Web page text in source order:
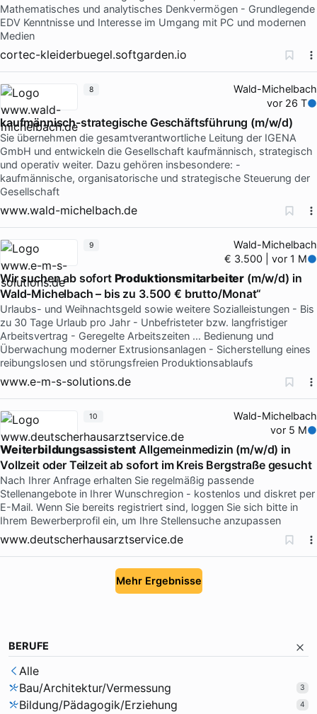
Mathematisches und analytisches Denkvermögen - Grundlegende
EDV Kenntnisse und Interesse im Umgang mit PC und modernen
Medien
cortec-kleiderbuegel.softgarden.io
Wald-Michelbach
vor 26 T
kaufmännisch-strategische Geschäftsführung (m/w/d)
Sie übernehmen die gesamtverantwortliche Leitung der IGENA
GmbH und entwickeln die Gesellschaft kaufmännisch, strategisch
und operativ weiter. Dazu gehören insbesondere: -
kaufmännische, organisatorische und strategische Steuerung der
Gesellschaft
www.wald-michelbach.de
8
Wald-Michelbach
€ 3.500 | vor 1 M
Wir suchen ab sofort Produktionsmitarbeiter (m/w/d) in
Wald-Michelbach – bis zu 3.500 € brutto/Monat“
Urlaubs- und Weihnachtsgeld sowie weitere Sozialleistungen - Bis
zu 30 Tage Urlaub pro Jahr - Unbefristeter bzw. langfristiger
Arbeitsvertrag - Geregelte Arbeitszeiten … Bedienung und
Überwachung moderner Extrusionsanlagen - Sicherstellung eines
reibungslosen und störungsfreien Produktionsablaufs
www.e-m-s-solutions.de
9
Wald-Michelbach
vor 5 M
Weiterbildungsassistent Allgemeinmedizin (m/w/d) in
Vollzeit oder Teilzeit ab sofort im Kreis Bergstraße gesucht
Nach Ihrer Anfrage erhalten Sie regelmäßig passende
Stellenangebote in Ihrer Wunschregion - kostenlos und diskret per
E-Mail. Wenn Sie bereits registriert sind, loggen Sie sich bitte in
Ihrem Bewerberprofil ein, um Ihre Stellensuche anzupassen
www.deutscherhausarztservice.de
10
Mehr Ergebnisse
BERUFE
Alle
Bau/Architektur/Vermessung
3
Bildung/Pädagogik/Erziehung 4